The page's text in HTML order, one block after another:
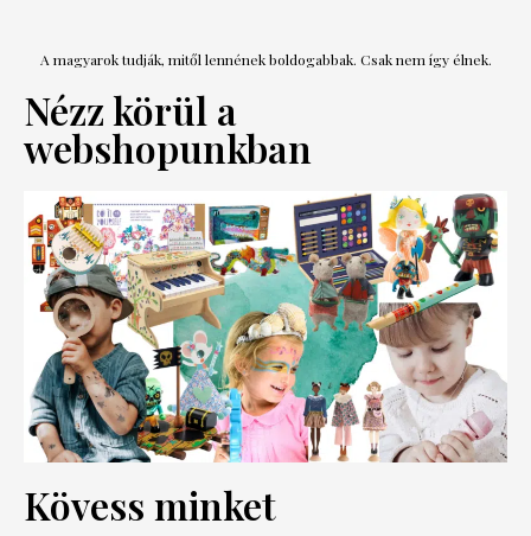
A magyarok tudják, mitől lennének boldogabbak. Csak nem így élnek.
Nézz körül a
webshopunkban
Kövess minket